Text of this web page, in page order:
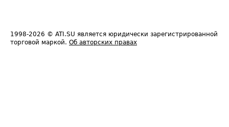
1998-2026 © ATI.SU является юридически зарегистрированной
торговой маркой. Об авторских правах